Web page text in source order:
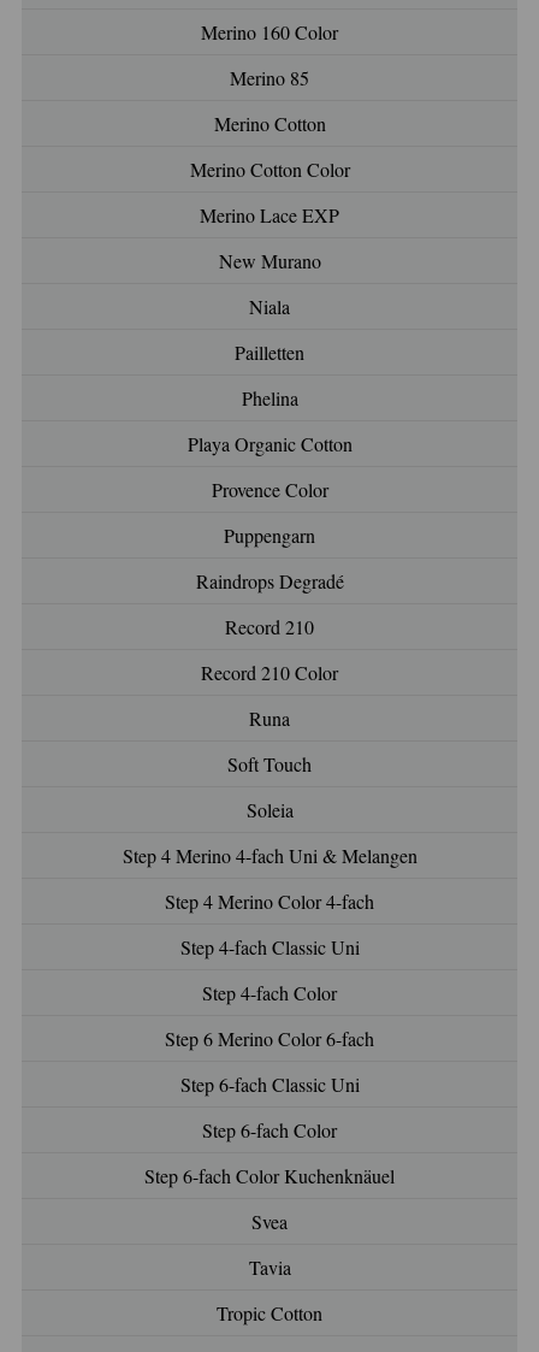
Merino 160 Color
Merino 85
Merino Cotton
Merino Cotton Color
Merino Lace EXP
New Murano
Niala
Pailletten
Phelina
Playa Organic Cotton
Provence Color
Puppengarn
Raindrops Degradé
Record 210
Record 210 Color
Runa
Soft Touch
Soleia
Step 4 Merino 4-fach Uni & Melangen
Step 4 Merino Color 4-fach
Step 4-fach Classic Uni
Step 4-fach Color
Step 6 Merino Color 6-fach
Step 6-fach Classic Uni
Step 6-fach Color
Step 6-fach Color Kuchenknäuel
Svea
Tavia
Tropic Cotton